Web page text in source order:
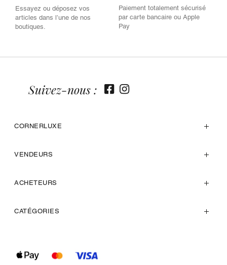
Essayez ou déposez vos
articles dans l’une de nos
boutiques.
Paiement totalement sécurisé
par carte bancaire ou Apple
Pay
CORNERLUXE
VENDEURS
ACHETEURS
CATÉGORIES
Suivez-nous :